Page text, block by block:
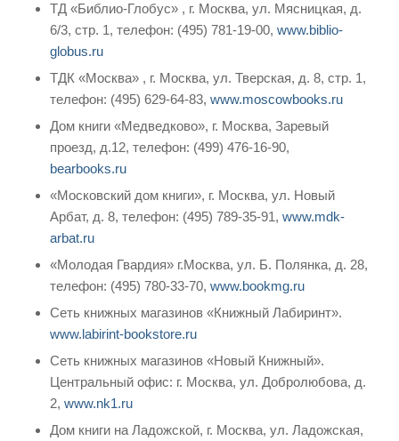
ТД «Библио-Глобус» , г. Москва, ул. Мясницкая, д.
6/3, стр. 1, телефон: (495) 781-19-00, www.biblio-
globus.ru
ТДК «Москва» , г. Москва, ул. Тверская, д. 8, стр. 1,
телефон: (495) 629-64-83, www.moscowbooks.ru
Дом книги «Медведково», г. Москва, Заревый
проезд, д.12, телефон: (499) 476-16-90,
bearbooks.ru
«Московский дом книги», г. Москва, ул. Новый
Арбат, д. 8, телефон: (495) 789-35-91, www.mdk-
arbat.ru
«Молодая Гвардия» г.Москва, ул. Б. Полянка, д. 28,
телефон: (495) 780-33-70, www.bookmg.ru
Сеть книжных магазинов «Книжный Лабиринт».
www.labirint-bookstore.ru
Сеть книжных магазинов «Новый Книжный».
Центральный офис: г. Москва, ул. Добролюбова, д.
2, www.nk1.ru
Дом книги на Ладожской, г. Москва, ул. Ладожская,